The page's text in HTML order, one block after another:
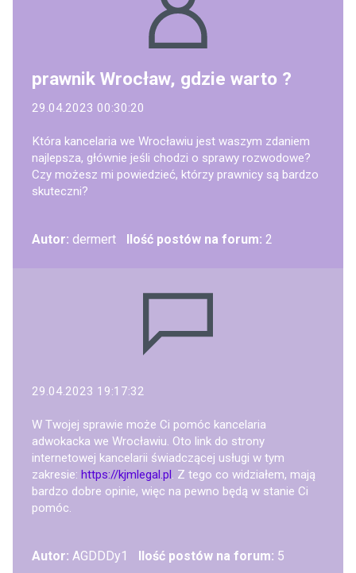
prawnik Wrocław, gdzie warto ?
29.04.2023 00:30:20
Która kancelaria we Wrocławiu jest waszym zdaniem
najlepsza, głównie jeśli chodzi o sprawy rozwodowe?
Czy możesz mi powiedzieć, którzy prawnicy są bardzo
skuteczni?
Autor: dermert Ilość postów na forum: 2
29.04.2023 19:17:32
W Twojej sprawie może Ci pomóc kancelaria
adwokacka we Wrocławiu. Oto link do strony
internetowej kancelarii świadczącej usługi w tym
zakresie: https://kjmlegal.pl . Z tego co widziałem, mają
bardzo dobre opinie, więc na pewno będą w stanie Ci
pomóc.
Autor: AGDDDy1 Ilość postów na forum: 5